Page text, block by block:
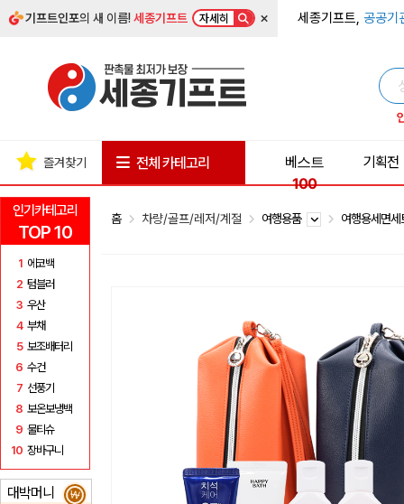
기프트인포의 새 이름!세종기프트 자세히 × 세종기프트, 공공기
인기카테고리
TOP 10
1 에코백
2 텀블러
3 우산
4 부채
5 보조배터리
6 수건
7 선풍기
8 보온보냉백
9 물티슈
10 장바구니
대박머니 ₩
즐겨찾기 전체 카테고리
베스트
100
기획전
홈 차량/골프/레저/계절 여행용품 여행용세면